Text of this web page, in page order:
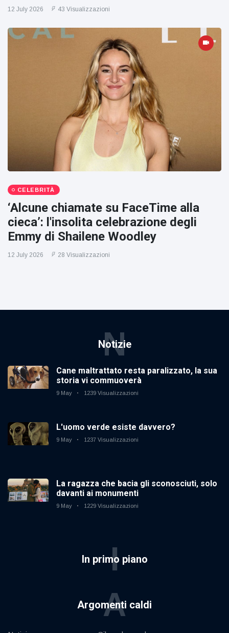
12 July 2026 43 Visualizzazioni
CELEBRITÀ
‘Alcune chiamate su FaceTime alla
cieca’: l'insolita celebrazione degli
Emmy di Shailene Woodley
12 July 2026 28 Visualizzazioni
Notizie
N
Cane maltrattato resta paralizzato, la sua
storia vi commuoverà
9 May 1239 Visualizzazioni
L'uomo verde esiste davvero?
9 May 1237 Visualizzazioni
La ragazza che bacia gli sconosciuti, solo
davanti ai monumenti
9 May 1229 Visualizzazioni
In primo piano
I
Argomenti caldi
A